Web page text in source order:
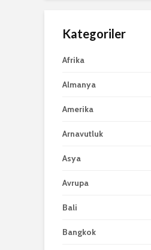
Kategoriler
Afrika
Almanya
Amerika
Arnavutluk
Asya
Avrupa
Bali
Bangkok